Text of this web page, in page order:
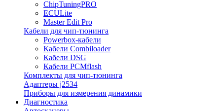
ChipTuningPRO
ECULite
Master Edit Pro
Кабели для чип-тюнинга
Powerbox-кабели
Кабели Combiloader
Кабели DSG
Кабели PCMflash
Комплекты для чип-тюнинга
Адаптеры j2534
Приборы для измерения динамики
Диагностика